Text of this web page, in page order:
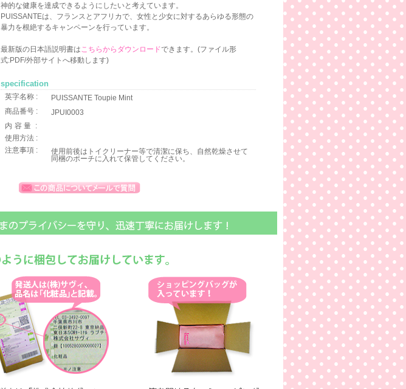
神的な健康を達成できるようにしたいと考えています。
PUISSANTEは、フランスとアフリカで、女性と少女に対するあらゆる形態の
暴力を根絶するキャンペーンを行っています。
最新版の日本語説明書はこちらからダウンロードできます。(ファイル形
式:PDF/外部サイトへ移動します)
specification
英字名称 :
PUISSANTE Toupie Mint
商品番号 :
JPUI0003
内容量 :
使用方法 :
注意事項 :
使用前後はトイクリーナー等で清潔に保ち、自然乾燥させて
同梱のポーチに入れて保管してください。